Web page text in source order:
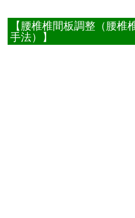
【腰椎椎間板調整（腰椎
手法）】